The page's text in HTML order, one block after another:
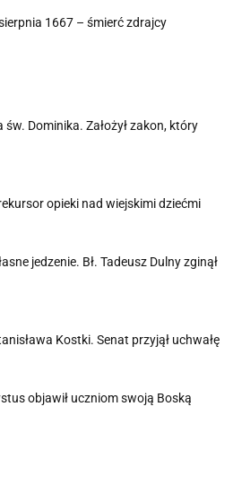
1667 – śmierć zdrajcy
Dominika. Założył zakon, który
opieki nad wiejskimi dziećmi
jedzenie. Bł. Tadeusz Dulny zginął
Kostki. Senat przyjął uchwałę
objawił uczniom swoją Boską